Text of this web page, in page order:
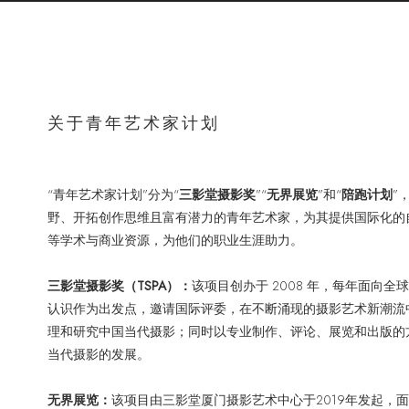
关于青年艺术家计划
“青年艺术家计划”分为“三影堂摄影奖”“无界展览”和“陪跑计划”
野、开拓创作思维且富有潜力的青年艺术家，为其提供国际化
等学术与商业资源，为他们的职业生涯助力。
三影堂摄影奖（TSPA）： 该项目创办于 2008 年 ，每年面向全
认识作为出发点，邀请国际评委，在不断涌现的摄影艺术新潮
理和研究中国当代摄影；同时以专业制作、评论、展览和出版
当代摄影的发展。
无界展览： 该项目由三影堂厦门摄影艺术中心于2019年发起，